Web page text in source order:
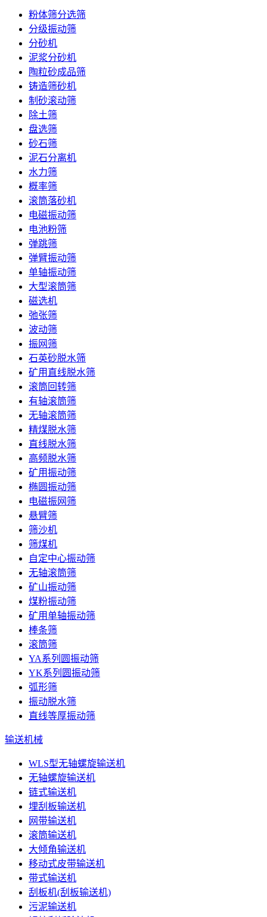
粉体筛分选筛
分级振动筛
分砂机
泥浆分砂机
陶粒砂成品筛
铸造筛砂机
制砂滚动筛
除土筛
盘选筛
砂石筛
泥石分离机
水力筛
概率筛
滚筒落砂机
电磁振动筛
电池粉筛
弹跳筛
弹臂振动筛
单轴振动筛
大型滚筒筛
磁选机
弛张筛
波动筛
振网筛
石英砂脱水筛
矿用直线脱水筛
滚筒回转筛
有轴滚筒筛
无轴滚筒筛
精煤脱水筛
直线脱水筛
高频脱水筛
矿用振动筛
椭圆振动筛
电磁振网筛
悬臂筛
筛沙机
筛煤机
自定中心振动筛
无轴滚筒筛
矿山振动筛
煤粉振动筛
矿用单轴振动筛
棒条筛
滚筒筛
YA系列圆振动筛
YK系列圆振动筛
弧形筛
振动脱水筛
直线等厚振动筛
输送机械
WLS型无轴螺旋输送机
无轴螺旋输送机
链式输送机
埋刮板输送机
网带输送机
滚筒输送机
大倾角输送机
移动式皮带输送机
带式输送机
刮板机(刮板输送机)
污泥输送机